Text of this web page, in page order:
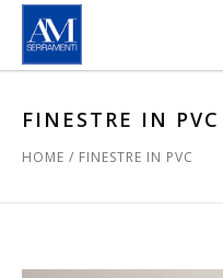
Salta al contenuto principale
FINESTRE IN PVC
HOME / FINESTRE IN PVC